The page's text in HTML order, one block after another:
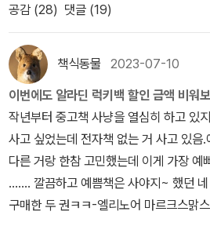
랑을 나눌 때는 실제로 어떻게 보이는지
픈 일이지만)'오뚝하고', '탱탱한' 것에 집
여성 가운데 유방이 큰 사람도 많지만, 그
탱하지' 않다. -p.393여자들이 어떻게 살
압박을 받고 어떤 폭력에 노출되었으며
고 있는지에 대해 드러내는 책을 읽노라
어나오고 어쩔수 없이 페미사이드로 연
도 벗은 여성의 달력을 아무렇지도 않게
들의 사례는, 함께 일하는 여성이 한 명
으로 우리를 가지 못하게 하는 것이다.남
안 이어왔던 지배를 '아름다움의 신화'는
훨씬 더 교묘하게 이어받고 있는 것이다.
남성지배체제 5천년을 그대로 이어받고
다.구구절절이 말하지 않아도 얼마나 힘
고 있는 사실이니 생략하자.하지만 그렇
만 그것의 균열은 가부장제를 바라보는
가 바로 문제야'라고 지적하는 것에서 시
의 이데올로기 역시 마찬가지 아닐까?아
바로 문제야라고 지적하는 것.우리 몸의
다. 그래서 국립대 국문학과를 합격하지
을 잘 할 수 있는 과가 있는 전문대를 가라
말 될대로 되란 식으로 아무 과나 적고 전
0%의 과는 이 과가 아니고 건추과라고
던 과를 그 자리에서 변경하여, 창구에 급
치 큰 친구가 어슬렁 어슬렁 창구를 왔다
든 게 마음에 안들었던 시간들이었던지
계 직원인 줄 알고 최대한 공손하게 대했
자, 클라인이 먼저 이 문제를 고찰하러 나
의 이른바 '부지깽이 논쟁'에서도 드러났
을 의식하지 않고 무시하는 쪽이 승리하
먼저 눈을 깜박인 클라인 쪽이 패배한 셈
아이유'가 마구 날뛰는 상황에 진짜 아이
대응이란 그저 침묵을 지키는 것밖에 없
에 인용된 필립 로스의 말처럼 '심각하
롭고, 가소롭다기에는 너무 심각하다'는
는거다. 이게 뭐야?? 이건 착색을 바로잡
을 가려주는건데? 나는 이런 제품이 너
아내는 게 아니라 가리는 거, 이런거 정
그 제품은 썩어가고 있다.그러다 얼마전
다. 이번에 광고를 보니 '이걸 살까' 하는
지들이 뭔데 그게 문제라고 말해?' 라는
처음 저 제품을 사기 전의 나는, 내 팔꿈
라는 생각을 하지 못했다. 팔꿈치는 그냥
드랑이었다. 다른 부위와 색깔이 다르다
이 고쳐야 할 무엇으로 생각되진 않았던
공감 (28) 댓글 (19)
책식동물 2023-07-10
이번에도 알라딘 럭키백 할인 금액 비워
작년부터 중고책 사냥을 열심히 하고 있
사고 싶었는데 전자책 없는 거 사고 있음
다른 거랑 한참 고민했는데 이게 가장 예
....... 깔끔하고 예쁨책은 사야지~ 했던
구매한 두 권ㅋㅋ-엘리노어 마르크스맑